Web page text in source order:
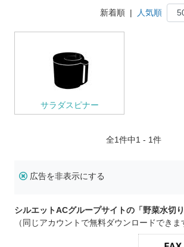
新着順 | 人気順
サラダスピナー
全1件中1 - 1件
広告を非表示にする
シルエットACグループサイトの「野菜水切
（同じアカウントで無料ダウンロードできま